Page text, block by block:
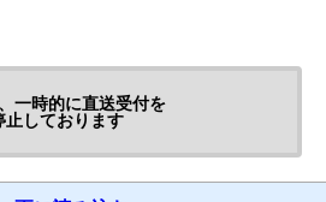
一時的に直送受付を
止しております